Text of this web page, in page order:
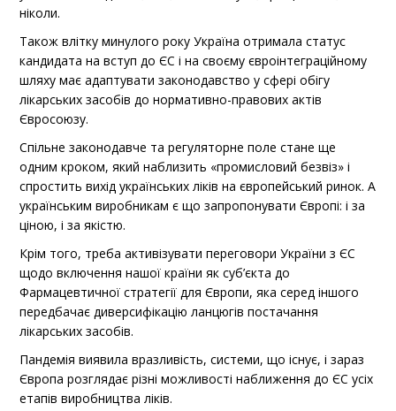
ніколи.
Також влітку минулого року Україна отримала статус
кандидата на вступ до ЄС і на своєму євроінтеграційному
шляху має адаптувати законодавство у сфері обігу
лікарських засобів до нормативно-правових актів
Євросоюзу.
Спільне законодавче та регуляторне поле стане ще
одним кроком, який наблизить «промисловий безвіз» і
спростить вихід українських ліків на європейський ринок. А
українським виробникам є що запропонувати Європі: і за
ціною, і за якістю.
Крім того, треба активізувати переговори України з ЄС
щодо включення нашої країни як суб’єкта до
Фармацевтичної стратегії для Європи, яка серед іншого
передбачає диверсифікацію ланцюгів постачання
лікарських засобів.
Пандемія виявила вразливість, системи, що існує, і зараз
Європа розглядає різні можливості наближення до ЄС усіх
етапів виробництва ліків.